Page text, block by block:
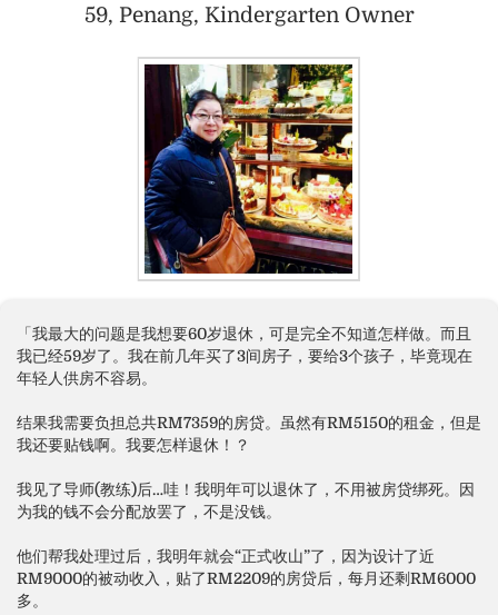
59, Penang, Kindergarten Owner
「我最大的问题是我想要60岁退休，可是完全不知道怎样做。而且
我已经59岁了。我在前几年买了3间房子，要给3个孩子，毕竟现在
年轻人供房不容易。
结果我需要负担总共RM7359的房贷。虽然有RM5150的租金，但是
我还要贴钱啊。我要怎样退休！？
我见了导师(教练)后…哇！我明年可以退休了，不用被房贷绑死。因
为我的钱不会分配放罢了，不是没钱。
他们帮我处理过后，我明年就会“正式收山”了，因为设计了近
RM9000的被动收入，贴了RM2209的房贷后，每月还剩RM6000
多。